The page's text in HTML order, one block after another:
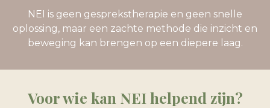
NEI is geen gesprekstherapie en geen snelle
oplossing, maar een zachte methode die inzicht en
beweging kan brengen op een diepere laag.
Voor wie kan NEI helpend zijn?